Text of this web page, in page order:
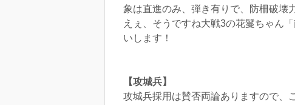
象は直進のみ、弾き有りで、防柵破壊
えぇ、そうですね大戦3の花鬘ちゃん
いします！
【攻城兵】
攻城兵採用は賛否両論ありますので、